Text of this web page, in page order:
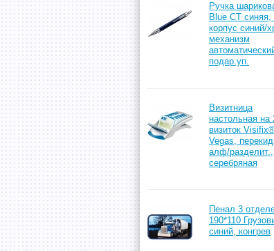
Ручка
Blue CT
корпус синий/
механизм
подар.уп.
Визитница
настольная на
визиток
Vegas,
алф/разделит.,
серебряная
Пенал 3
190*110
синий, конгрев